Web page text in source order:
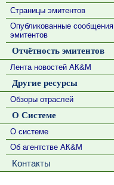
Страницы эмитентов
Опубликованные сообщения
эмитентов
Отчётность эмитентов
Лента новостей АК&М
Другие ресурсы
Обзоры отраслей
О Системе
О системе
Об агентстве АК&М
Контакты